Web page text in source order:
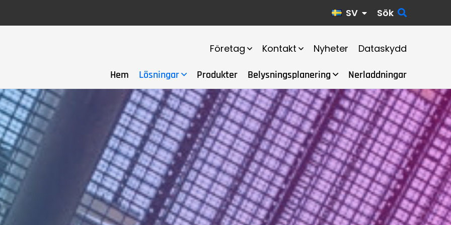
SV Sök
Företag Kontakt Nyheter Dataskydd
Hem Lösningar Produkter Belysningsplanering Nerladdningar